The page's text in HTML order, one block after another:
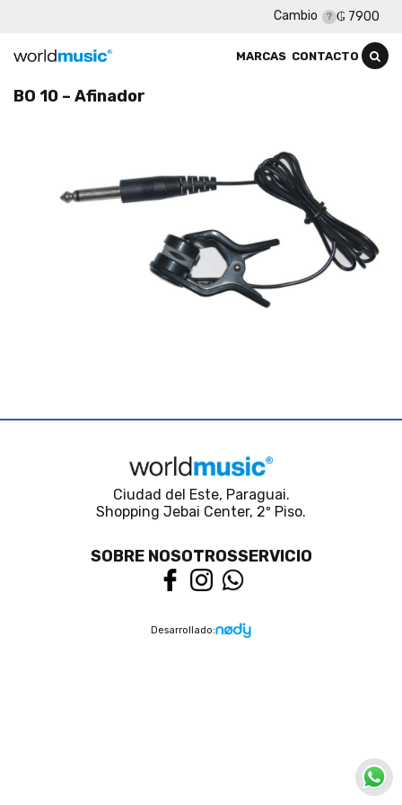
Cambio ₲ 7900
MARCAS CONTACTO
BO 10 – Afinador
Ciudad del Este, Paraguai.
Shopping Jebai Center, 2º Piso.
SOBRE NOSOTROSSERVICIO
Desarrollado: